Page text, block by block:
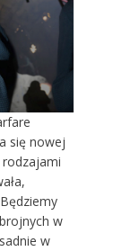
się nowej
rodzajami
w
w